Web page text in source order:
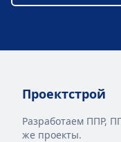
Проектстрой
Разработаем ППР,
же проекты.